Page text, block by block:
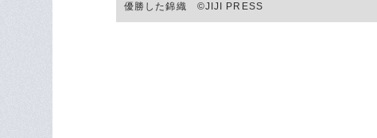
優勝した錦織 ©JIJI PRESS